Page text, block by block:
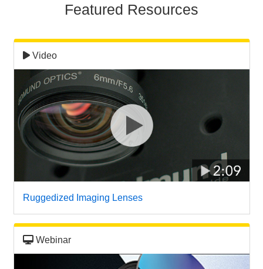
Featured Resources
Video
Ruggedized Imaging Lenses
Webinar